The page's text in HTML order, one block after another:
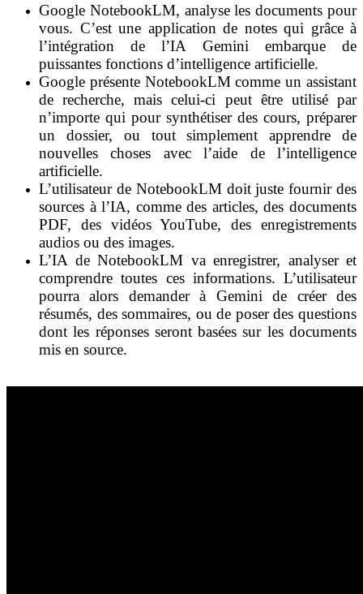
Google NotebookLM, analyse les documents pour
vous. C’est une application de notes qui grâce à
l’intégration de l’IA Gemini embarque de
puissantes fonctions d’intelligence artificielle.
Google présente NotebookLM comme un assistant
de recherche, mais celui-ci peut être utilisé par
n’importe qui pour synthétiser des cours, préparer
un dossier, ou tout simplement apprendre de
nouvelles choses avec l’aide de l’intelligence
artificielle.
L’utilisateur de NotebookLM doit juste fournir des
sources à l’IA, comme des articles, des documents
PDF, des vidéos YouTube, des enregistrements
audios ou des images.
L’IA de NotebookLM va enregistrer, analyser et
comprendre toutes ces informations. L’utilisateur
pourra alors demander à Gemini de créer des
résumés, des sommaires, ou de poser des questions
dont les réponses seront basées sur les documents
mis en source.